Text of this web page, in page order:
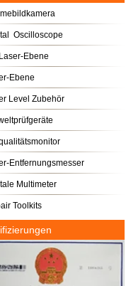
Oscilloscope
Ebene
Ebene
Level Zubehör
Entfernungsmesser
Multimeter
Toolkits